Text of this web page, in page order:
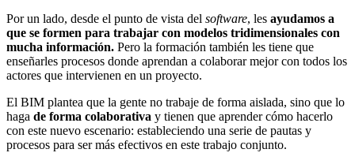
Por un lado, desde el punto de vista del software, les ayudamos a
que se formen para trabajar con modelos tridimensionales con
mucha información. Pero la formación también les tiene que
enseñarles procesos donde aprendan a colaborar mejor con todos los
actores que intervienen en un proyecto.
El BIM plantea que la gente no trabaje de forma aislada, sino que lo
haga de forma colaborativa y tienen que aprender cómo hacerlo
con este nuevo escenario: estableciendo una serie de pautas y
procesos para ser más efectivos en este trabajo conjunto.